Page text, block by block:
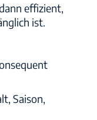
effizient,
ist.
Saison,